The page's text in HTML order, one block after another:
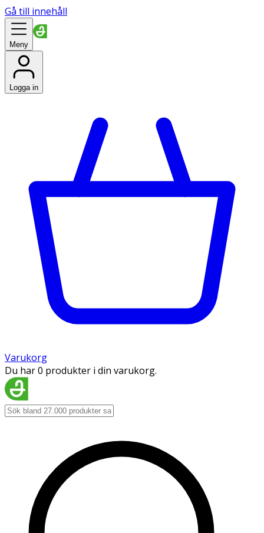
Gå till innehåll
Meny
Logga in
Varukorg
Du har 0 produkter i din varukorg.